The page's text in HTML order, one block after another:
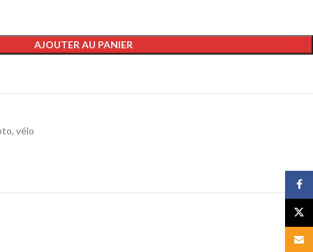
AJOUTER AU PANIER
vélo
Email